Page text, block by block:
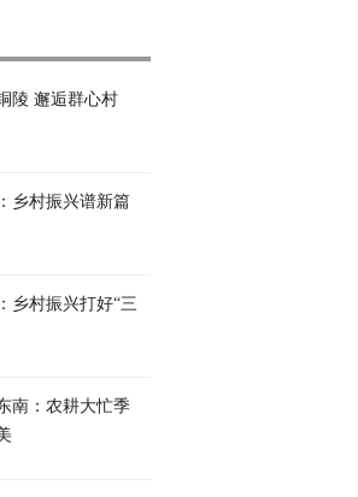
陵 邂逅群心村
乡村振兴谱新篇
乡村振兴打好“三
南：农耕大忙季